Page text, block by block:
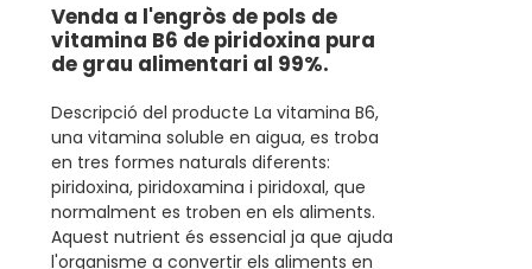
Venda a l'engròs de pols de
vitamina B6 de piridoxina pura
de grau alimentari al 99%.
Descripció del producte La vitamina B6,
una vitamina soluble en aigua, es troba
en tres formes naturals diferents:
piridoxina, piridoxamina i piridoxal, que
normalment es troben en els aliments.
Aquest nutrient és essencial ja que ajuda
l'organisme a convertir els aliments en